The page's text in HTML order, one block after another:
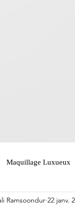
Maquillage Luxueux
Ramsoondur 22 janv.